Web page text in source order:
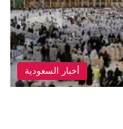
أخبار السعودية